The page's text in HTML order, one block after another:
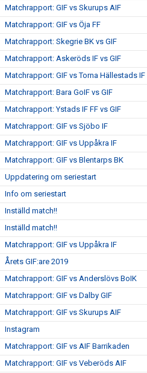
Matchrapport: GIF vs Skurups AIF
Matchrapport: GIF vs Öja FF
Matchrapport: Skegrie BK vs GIF
Matchrapport: Askeröds IF vs GIF
Matchrapport: GIF vs Torna Hällestads IF
Matchrapport: Bara GoIF vs GIF
Matchrapport: Ystads IF FF vs GIF
Matchrapport: GIF vs Sjöbo IF
Matchrapport: GIF vs Uppåkra IF
Matchrapport: GIF vs Blentarps BK
Uppdatering om seriestart
Info om seriestart
Inställd match!!
Inställd match!!
Matchrapport: GIF vs Uppåkra IF
Årets GIF:are 2019
Matchrapport: GIF vs Anderslövs BoIK
Matchrapport: GIF vs Dalby GIF
Matchrapport: GIF vs Skurups AIF
Instagram
Matchrapport: GIF vs AIF Barrikaden
Matchrapport: GIF vs Veberöds AIF